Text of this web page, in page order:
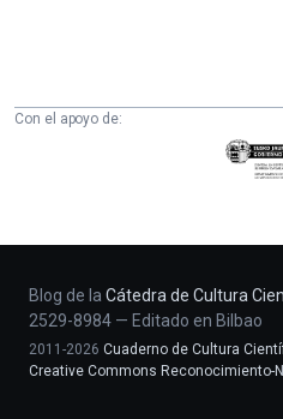
Con el apoyo de:
Eusko
eta
saila
Blog de la Cátedra de Cultura
2529-8984 — Editado en Bilbao
2011-2026 Cuaderno de Cultura
Creative Commons Reconocimiento-